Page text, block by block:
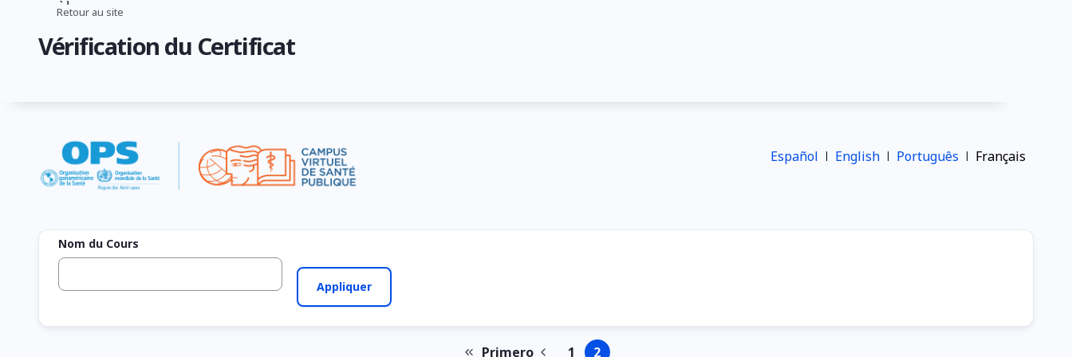
contenud'Ariane
Retour au site
Vérification du Certificat
Español English Português Français
Nom du Cours
Primero 1 2